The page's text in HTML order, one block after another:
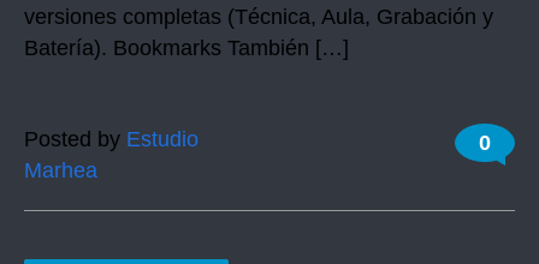
versiones completas (Técnica, Aula, Grabación y
Batería). Bookmarks También […]
Posted by Estudio
Marhea
0